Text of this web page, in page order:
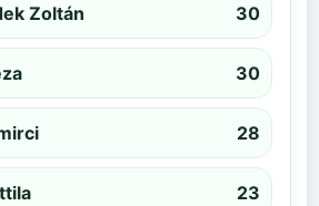
Zoltán 30
30
28
23